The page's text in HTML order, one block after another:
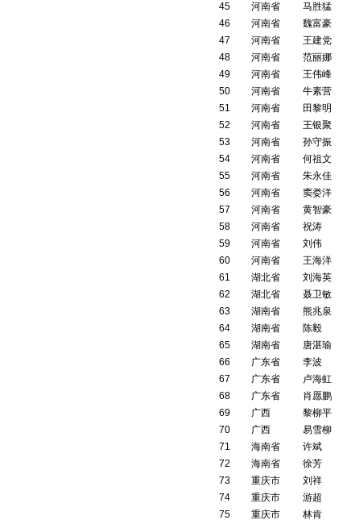
45
河南省 马胜猛
46
河南省 魏富豪
47
河南省 王建党
48
河南省 范丽娜
49
河南省 王伟峰
50
河南省 牛素营
51
河南省 田黎明
52
河南省 王银聚
53
河南省 孙守振
54
河南省 何祖文
55
河南省 朱永佳
56
河南省 窦娄洋
57
河南省 黄智豪
58
河南省 祝涛
59
河南省 刘伟
60
河南省 王海洋
61
湖北省 刘海英
62
湖北省 聂卫敏
63
湖南省 熊兆泉
64
湖南省 陈毅
65
湖南省 唐湛瑜
66
广东省 李波
67
广东省 卢海虹
68
广东省 肖愿鹏
69
广西 黎柳平
70
广西 易雪柳
71
海南省 许斌
72
海南省 徐芳
73
重庆市 刘祥
74
重庆市 游超
75
重庆市 林肯